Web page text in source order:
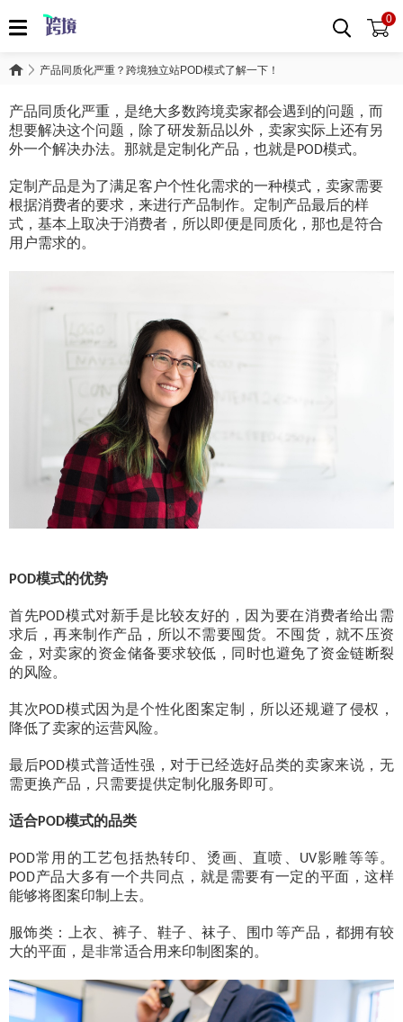
0
产品同质化严重？跨境独立站POD模式了解一下！
产品同质化严重，是绝大多数跨境卖家都会遇到的问题，而
想要解决这个问题，除了研发新品以外，卖家实际上还有另
外一个解决办法。那就是定制化产品，也就是POD模式。
定制产品是为了满足客户个性化需求的一种模式，卖家需要
根据消费者的要求，来进行产品制作。定制产品最后的样
式，基本上取决于消费者，所以即便是同质化，那也是符合
用户需求的。
POD模式的优势
首先POD模式对新手是比较友好的，因为要在消费者给出需
求后，再来制作产品，所以不需要囤货。不囤货，就不压资
金，对卖家的资金储备要求较低，同时也避免了资金链断裂
的风险。
其次POD模式因为是个性化图案定制，所以还规避了侵权，
降低了卖家的运营风险。
最后POD模式普适性强，对于已经选好品类的卖家来说，无
需更换产品，只需要提供定制化服务即可。
适合POD模式的品类
POD常用的工艺包括热转印、烫画、直喷、 UV影雕等等。
POD产品大多有一个共同点，就是需要有一定的平面，这样
能够将图案印制上去。
服饰类：上衣、裤子、鞋子、袜子、围巾等产品，都拥有较
大的平面，是非常适合用来印制图案的。